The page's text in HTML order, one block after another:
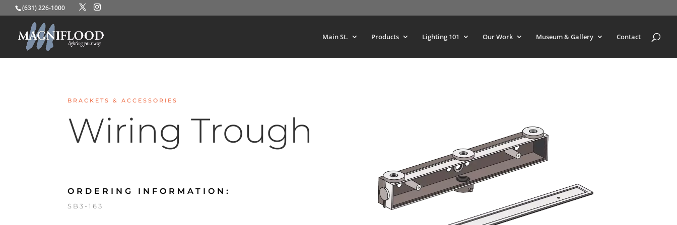
(631) 226-1000
Main St. Products Lighting 101 Our Work Museum & Gallery Contact
BRACKETS & ACCESSORIES
Wiring Trough
ORDERING INFORMATION:
SB3-163